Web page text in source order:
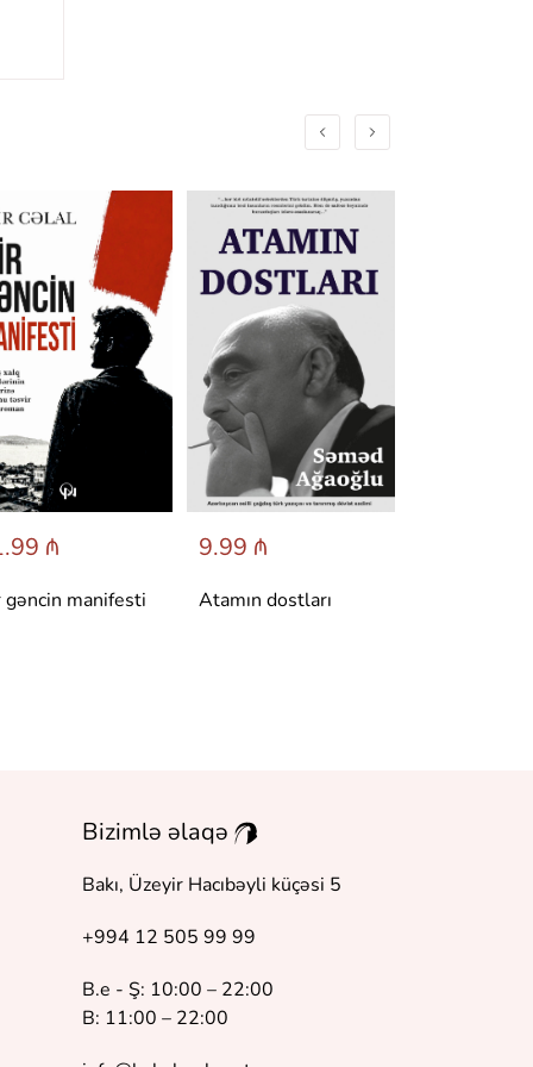
₼
gəncin manifesti
9.99 ₼
Atamın dostları
Bizimlə əlaqə
Bakı, Üzeyir Hacıbəyli küçəsi 5
+994 12 505 99 99
B.e - Ş: 10:00 – 22:00
B: 11:00 – 22:00